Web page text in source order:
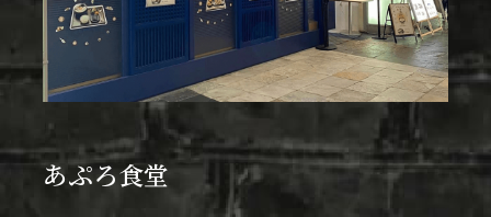
あぷろ食堂